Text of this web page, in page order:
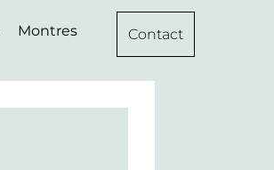
Montres Contact